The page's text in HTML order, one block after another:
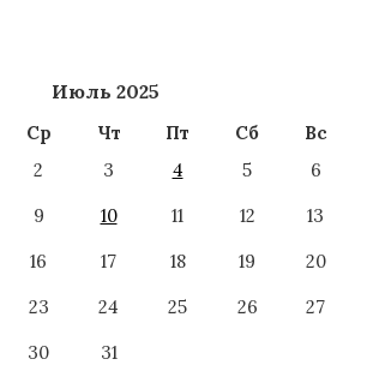
Июль 2025
Ср Чт Пт Сб
Вс
2 3 4 5
6
9 10 11 12
13
16 17 18 19
20
23 24 25 26
27
30
31